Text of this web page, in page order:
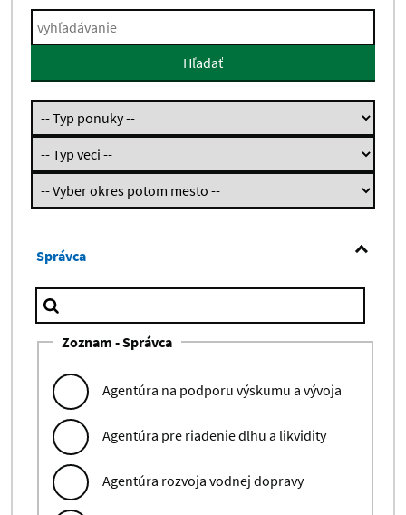
Hľadať
Správca
Zoznam - Správca
Agentúra na podporu výskumu a vývoja
Agentúra pre riadenie dlhu a likvidity
Agentúra rozvoja vodnej dopravy